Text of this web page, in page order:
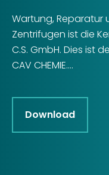
Wartung, Reparatur
Zentrifugen ist die
C.S. GmbH. Dies ist
CAV CHEMIE....
Download